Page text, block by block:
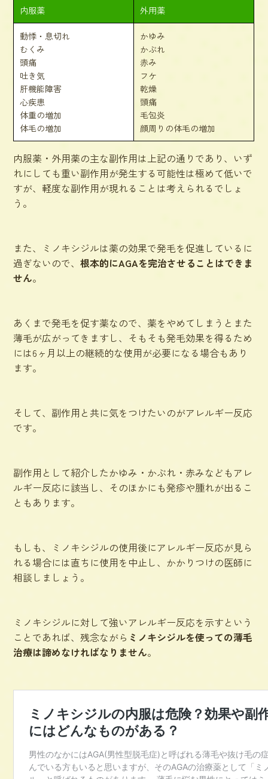
内服薬 外用薬
動悸・息切れ
むくみ
頭痛
吐き気
肝機能障害
心疾患
体重の増加
体毛の増加
かゆみ
かぶれ
赤み
フケ
乾燥
頭痛
毛包炎
顔周りの体毛の増加
内服薬・外用薬の主な副作用は上記の通りであり、いず
れにしても重い副作用が発生する可能性は極めて低いで
すが、軽度な副作用が現れることは考えられるでしょ
う。
また、ミノキシジルは薬の効果で発毛を促進しているに
過ぎないので、根本的にAGAを完治させることはできま
せん。
あくまで発毛を促す薬なので、薬をやめてしまうとまた
薄毛が広がってきますし、そもそも発毛効果を得るため
には6ヶ月以上の継続的な使用が必要になる場合もあり
ます。
そして、副作用と共に気をつけたいのがアレルギー反応
です。
副作用として紹介したかゆみ・かぶれ・赤みなどもアレ
ルギー反応に該当し、そのほかにも発疹や腫れが出るこ
ともあります。
もしも、ミノキシジルの使用後にアレルギー反応が見ら
れる場合には直ちに使用を中止し、かかりつけの医師に
相談しましょう。
ミノキシジルに対して強いアレルギー反応を示すという
ことであれば、残念ながら ミノキシジルを使っての薄毛
治療は諦めなければなりません。